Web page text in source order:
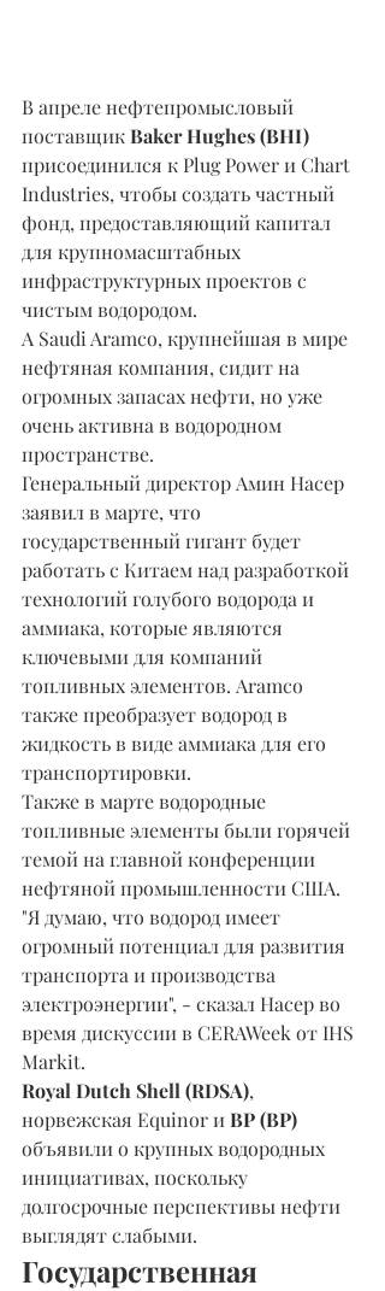
В апреле нефтепромысловый
поставщик Baker Hughes (BHI)
присоединился к Plug Power и Chart
Industries, чтобы создать частный
фонд, предоставляющий капитал
для крупномасштабных
инфраструктурных проектов с
чистым водородом.
А Saudi Aramco, крупнейшая в мире
нефтяная компания, сидит на
огромных запасах нефти, но уже
очень активна в водородном
пространстве.
Генеральный директор Амин Насер
заявил в марте, что
государственный гигант будет
работать с Китаем над разработкой
технологий голубого водорода и
аммиака, которые являются
ключевыми для компаний
топливных элементов. Aramco
также преобразует водород в
жидкость в виде аммиака для его
транспортировки.
Также в марте водородные
топливные элементы были горячей
темой на главной конференции
нефтяной промышленности США.
"Я думаю, что водород имеет
огромный потенциал для развития
транспорта и производства
электроэнергии", - сказал Насер во
время дискуссии в CERAWeek от IHS
Markit.
Royal Dutch Shell (RDSA),
норвежская Equinor и BP (BP)
объявили о крупных водородных
инициативах, поскольку
долгосрочные перспективы нефти
выглядят слабыми.
Государственная